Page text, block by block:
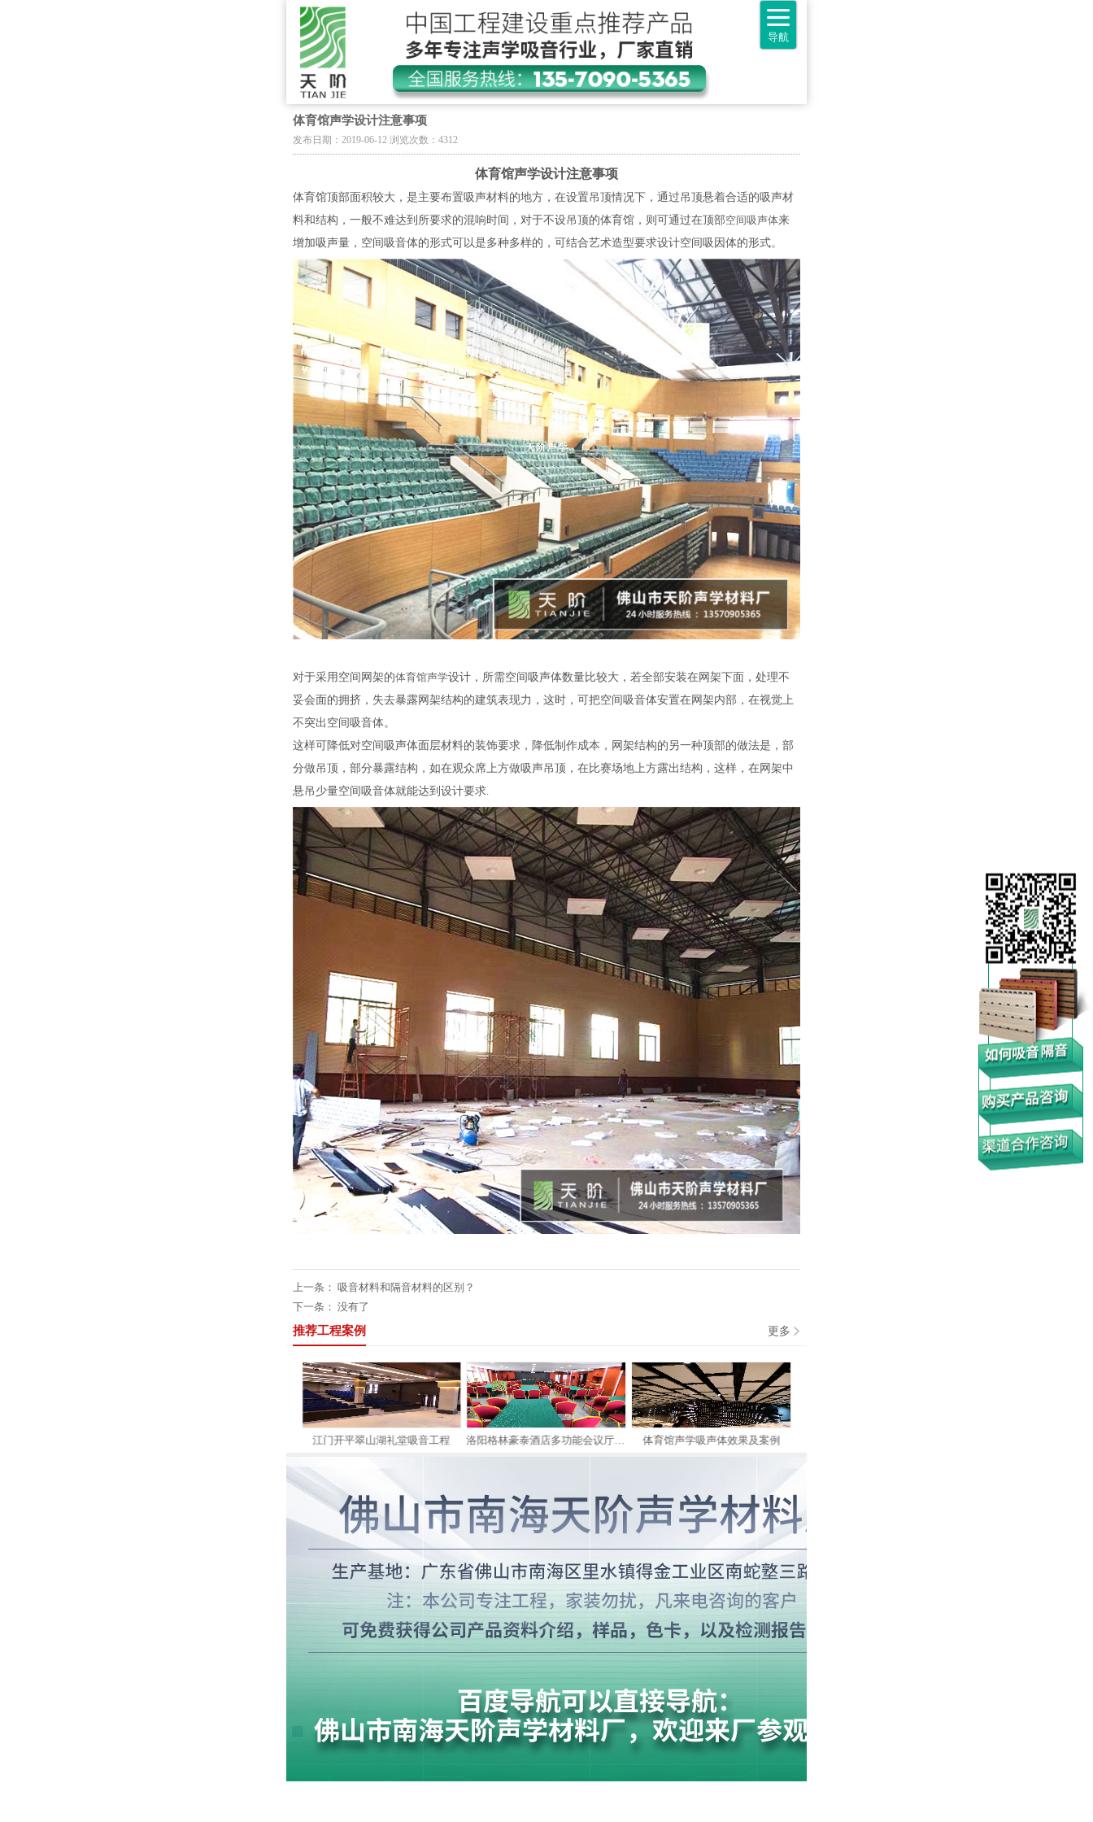
导航
体育馆声学设计注意事项
发布日期：2019-06-12 浏览次数：4312
体育馆声学设计注意事项
体育馆顶部面积较大，是主要布置吸声材料的地方，在设置吊顶情况下，通过吊顶悬着合适的吸声材
料和结构，一般不难达到所要求的混响时间，对于不设吊顶的体育馆，则可通过在顶部空间吸声体来
增加吸声量，空间吸音体的形式可以是多种多样的，可结合艺术造型要求设计空间吸因体的形式。
对于采用空间网架的体育馆声学设计，所需空间吸声体数量比较大，若全部安装在网架下面，处理不
妥会面的拥挤，失去暴露网架结构的建筑表现力，这时，可把空间吸音体安置在网架内部，在视觉上
不突出空间吸音体。
这样可降低对空间吸声体面层材料的装饰要求，降低制作成本，网架结构的另一种顶部的做法是，部
分做吊顶，部分暴露结构，如在观众席上方做吸声吊顶，在比赛场地上方露出结构，这样，在网架中
悬吊少量空间吸音体就能达到设计要求
上一条： 吸音材料和隔音材料的区别？
下一条： 没有了
推荐工程案例 更多
江门开平翠山湖礼堂吸音工程 体育馆声学吸声体效果及案例